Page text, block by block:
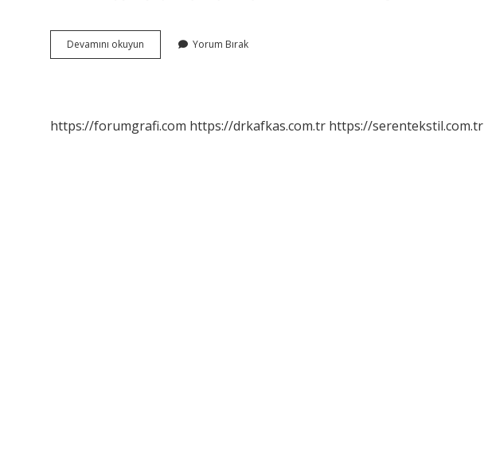
Devamını okuyun
Milyon
Olacak
Yorum Bırak
https://forumgrafi.com https://drkafkas.com.tr https://serentekstil.com.tr